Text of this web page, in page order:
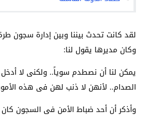
لقد كانت تحدث بيننا وبين إدارة سجون
وكان مديرها يقول لنا:
يمكن لنا أن نصطدم سوياً.. ولكنى لا
الصدام.. لأنهن لا ذنب لهن فى هذه
وأذكر أن أحد ضباط الأمن فى السجون كان